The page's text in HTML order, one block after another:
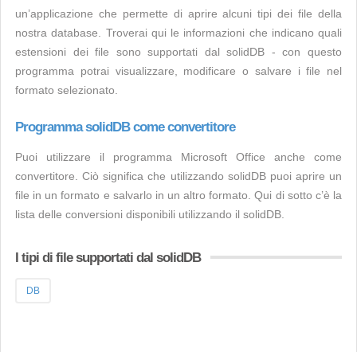
un’applicazione che permette di aprire alcuni tipi dei file della
nostra database. Troverai qui le informazioni che indicano quali
estensioni dei file sono supportati dal solidDB - con questo
programma potrai visualizzare, modificare o salvare i file nel
formato selezionato.
Programma solidDB come convertitore
Puoi utilizzare il programma Microsoft Office anche come
convertitore. Ciò significa che utilizzando solidDB puoi aprire un
file in un formato e salvarlo in un altro formato. Qui di sotto c’è la
lista delle conversioni disponibili utilizzando il solidDB.
I tipi di file supportati dal solidDB
DB